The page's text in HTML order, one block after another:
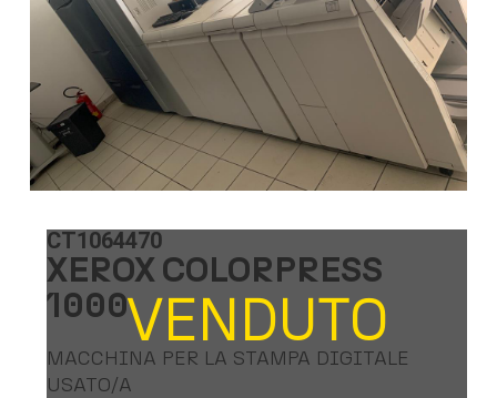
VENDUTO
CT1064470
XEROX COLORPRESS
1000
MACCHINA PER LA STAMPA DIGITALE
USATO/A